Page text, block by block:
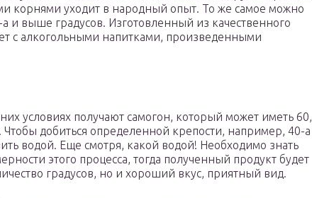
корнями уходит в народный опыт. То же самое можно
а и выше градусов. Изготовленный из качественного
с алкогольными напитками, произведенными
условиях получают самогон, который может иметь 60,
Чтобы добиться определенной крепости, например, 40-а
водой. Еще смотря, какой водой! Необходимо знать
этого процесса, тогда полученный продукт будет
градусов, но и хороший вкус, приятный вид.